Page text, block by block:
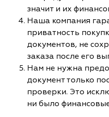
значит и их
Наша компания
приватность
документов, не
заказа после его
Нам не нужна
документ только
проверки. Это
ни было